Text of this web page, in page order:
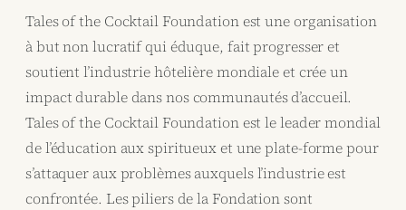
Tales of the Cocktail Foundation est une organisation
à but non lucratif qui éduque, fait progresser et
soutient l’industrie hôtelière mondiale et crée un
impact durable dans nos communautés d’accueil.
Tales of the Cocktail Foundation est le leader mondial
de l’éducation aux spiritueux et une plate-forme pour
s’attaquer aux problèmes auxquels l’industrie est
confrontée. Les piliers de la Fondation sont